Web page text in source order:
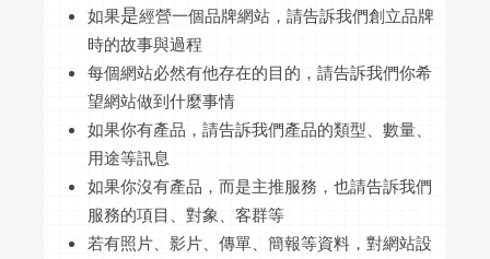
如果是經營一個品牌網站，請告訴我們創立品牌
時的故事與過程
每個網站必然有他存在的目的，請告訴我們你希
望網站做到什麼事情
如果你有產品，請告訴我們產品的類型、數量、
用途等訊息
如果你沒有產品，而是主推服務，也請告訴我們
服務的項目、對象、客群等
若有照片、影片、傳單、簡報等資料，對網站設